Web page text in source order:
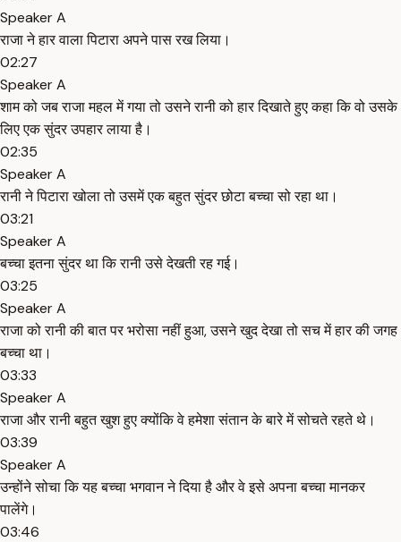
Speaker A
राजा ने हार वाला पिटारा अपने पास रख लिया।
02:27
Speaker A
शाम को जब राजा महल में गया तो उसने रानी को हार दिखाते हुए कहा कि वो उसके
लिए एक सुंदर उपहार लाया है।
02:35
Speaker A
रानी ने पिटारा खोला तो उसमें एक बहुत सुंदर छोटा बच्चा सो रहा था।
03:21
Speaker A
बच्चा इतना सुंदर था कि रानी उसे देखती रह गई।
03:25
Speaker A
राजा को रानी की बात पर भरोसा नहीं हुआ, उसने खुद देखा तो सच में हार की जगह
बच्चा था।
03:33
Speaker A
राजा और रानी बहुत खुश हुए क्योंकि वे हमेशा संतान के बारे में सोचते रहते थे।
03:39
Speaker A
उन्होंने सोचा कि यह बच्चा भगवान ने दिया है और वे इसे अपना बच्चा मानकर
पालेंगे।
03:46